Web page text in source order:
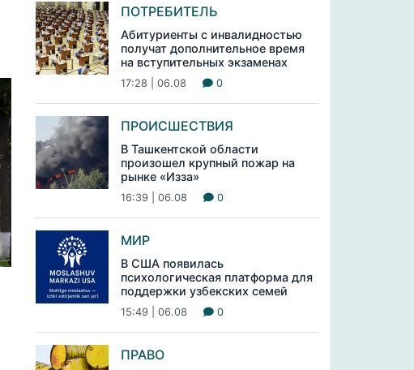
ПОТРЕБИТЕЛЬ
Абитуриенты с инвалидностью
получат дополнительное время
на вступительных экзаменах
17:28 | 06.08 0
ПРОИСШЕСТВИЯ
В Ташкентской области
произошел крупный пожар на
рынке «Изза»
16:39 | 06.08 0
МИР
В США появилась
психологическая платформа для
поддержки узбекских семей
15:49 | 06.08 0
ПРАВО